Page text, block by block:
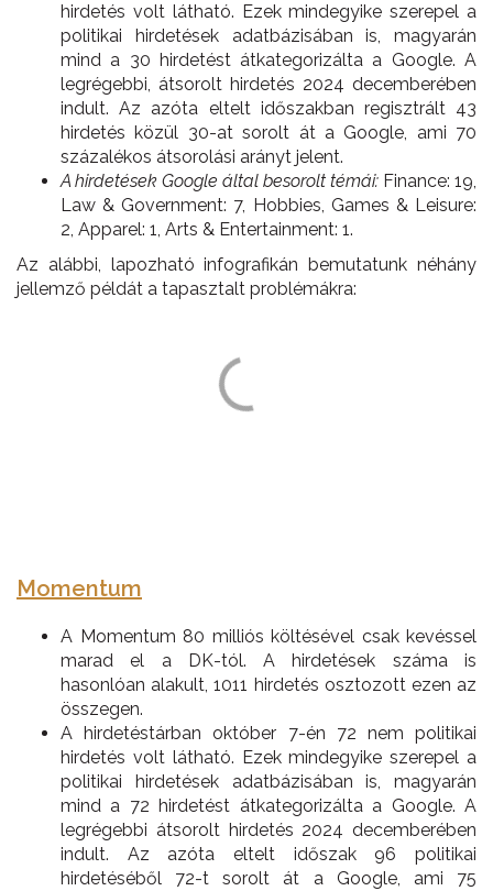
hirdetés volt látható. Ezek mindegyike szerepel a
politikai hirdetések adatbázisában is, magyarán
mind a 30 hirdetést átkategorizálta a Google. A
legrégebbi, átsorolt hirdetés 2024 decemberében
indult. Az azóta eltelt időszakban regisztrált 43
hirdetés közül 30-at sorolt át a Google, ami 70
százalékos átsorolási arányt jelent.
A hirdetések Google által besorolt témái: Finance: 19,
Law & Government: 7, Hobbies, Games & Leisure:
2, Apparel: 1, Arts & Entertainment: 1.
Az alábbi, lapozható infografikán bemutatunk néhány
jellemző példát a tapasztalt problémákra:
Momentum
A Momentum 80 milliós költésével csak kevéssel
marad el a DK-tól. A hirdetések száma is
hasonlóan alakult, 1011 hirdetés osztozott ezen az
összegen.
A hirdetéstárban október 7-én 72 nem politikai
hirdetés volt látható. Ezek mindegyike szerepel a
politikai hirdetések adatbázisában is, magyarán
mind a 72 hirdetést átkategorizálta a Google. A
legrégebbi átsorolt hirdetés 2024 decemberében
indult. Az azóta eltelt időszak 96 politikai
hirdetéséből 72-t sorolt át a Google, ami 75